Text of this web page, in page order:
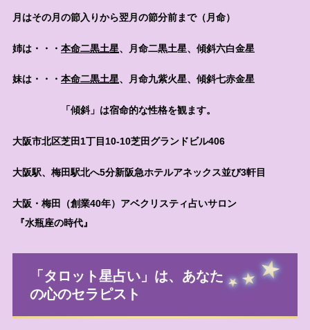
月はその月の節入りから翌月の節分前まで（月命）
姉は・・・ 本命二黒土星、月命二黒土星、傾斜六白金星
妹は・・・ 本命二黒土星、月命九紫火星、傾斜七赤金星
「傾斜」は宿命的な性格を観ます。
大阪市北区芝田1丁目10-10芝田グランドビル406
大阪駅、梅田駅北へ5分新阪急ホテルアネックス並び3軒目
大阪・梅田（創業40年）アベクリスティ占いサロン
『水瓶座の時代』
「タロット星占い」は、あなた
の心のセラピスト